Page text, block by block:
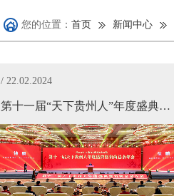
您的位置： 首页 新闻中心
/ 22.02.2024
第十一届“天下贵州人”年度盛典活动开幕